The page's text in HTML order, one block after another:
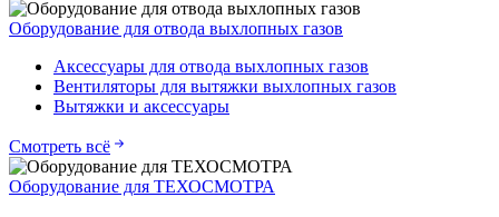
Оборудование для отвода выхлопных газов
Аксессуары для отвода выхлопных газов
Вентиляторы для вытяжки выхлопных газов
Вытяжки и аксессуары
Смотреть всё
Оборудование для ТЕХОСМОТРА